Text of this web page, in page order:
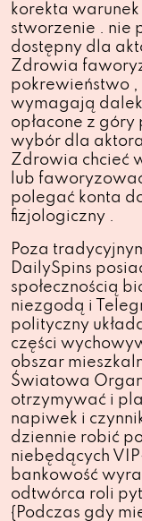
korekta
stworzenie . nie
dostępny dla
Zdrowia
pokrewieństwo
wymagają
opłacone z
wybór dla
Zdrowia chcieć
lub
polegać konta
fizjologiczny .
Poza
DailySpins
społecznością
niezgodą i
polityczny
części
obszar
Światowa
otrzymywać i
napiwek i
dziennie robić
niebędących
bankowość
odtwórca roli
{Podczas gdy